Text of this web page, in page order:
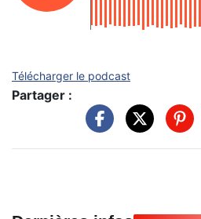
Télécharger le podcast
Partager :